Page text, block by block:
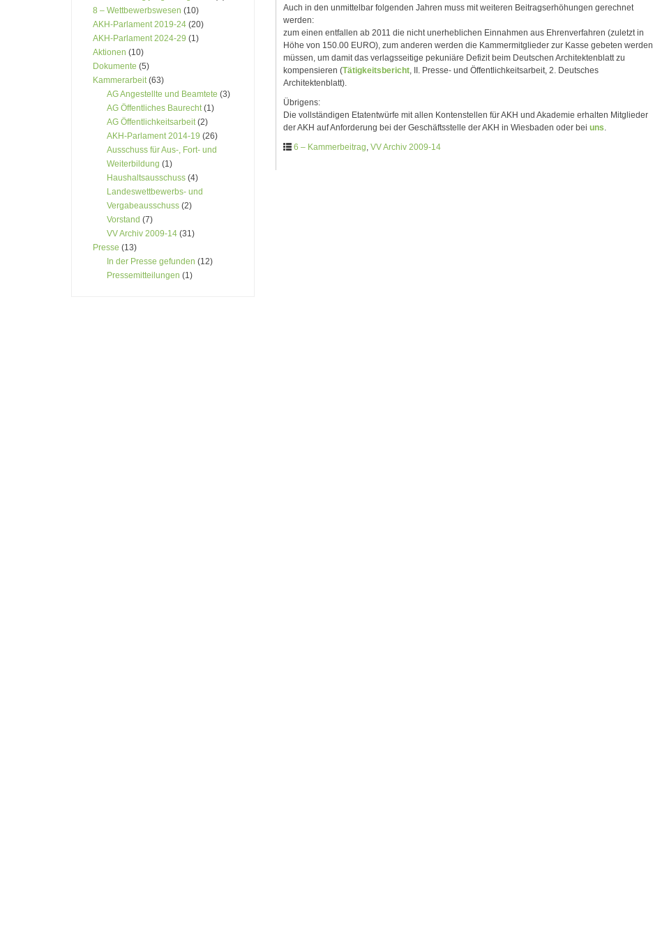
8 – Wettbewerbswesen (10)
AKH-Parlament 2019-24 (20)
AKH-Parlament 2024-29 (1)
Aktionen (10)
Dokumente (5)
Kammerarbeit(63)
AG Angestellte und Beamtete (3)
AG Öffentliches Baurecht(1)
AG Öffentlichkeitsarbeit(2)
AKH-Parlament 2014-19 (26)
Ausschuss für Aus-, Fort- und
Weiterbildung (1)
Haushaltsausschuss (4)
Landeswettbewerbs- und
Vergabeausschuss (2)
Vorstand (7)
VV Archiv 2009-14 (31)
Presse (13)
In der Presse gefunden (12)
Pressemitteilungen (1)
Auch in den unmittelbar folgenden Jahren muss mit weiteren Beitragserhöhungen gerechnet
werden:
zum einen entfallen ab 2011 die nicht unerheblichen Einnahmen aus Ehrenverfahren (zuletzt in
Höhe von 150.00 EURO), zum anderen werden die Kammermitglieder zur Kasse gebeten werden
müssen, um damit das verlagsseitige pekuniäre Defizit beim Deutschen Architektenblatt zu
kompensieren (Tätigkeitsbericht, II. Presse- und Öffentlichkeitsarbeit, 2. Deutsches
Architektenblatt).
Übrigens:
Die vollständigen Etatentwürfe mit allen Kontenstellen für AKH und Akademie erhalten Mitglieder
der AKH auf Anforderung bei der Geschäftsstelle der AKH in Wiesbaden oder bei uns.
6 – Kammerbeitrag, VV Archiv 2009-14